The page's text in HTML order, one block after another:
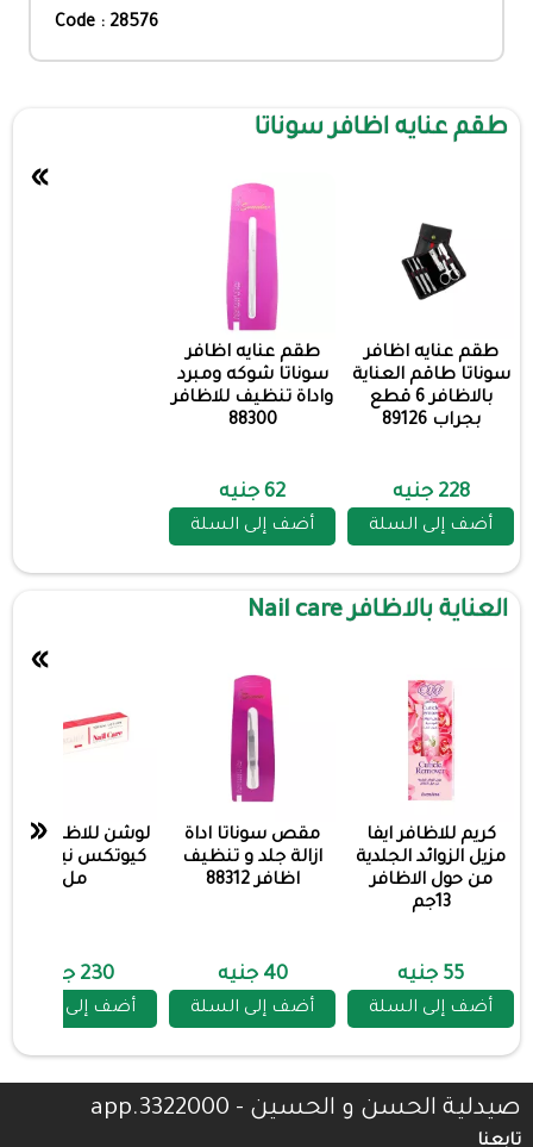
Code : 28576
طقم عنايه اظافر سوناتا
طقم عنايه اظافر
سوناتا طاقم العناية
بالاظافر 6 قطع
بجراب 89126
228 جنيه
أضف إلى السلة
طقم عنايه اظافر
سوناتا شوكه ومبرد
واداة تنظيف للاظافر
88300
62 جنيه
أضف إلى السلة
»
العناية بالاظافر Nail care
كريم للاظافر ايفا
مزيل الزوائد الجلدية
من حول الاظافر
13جم
55 جنيه
أضف إلى السلة
مقص سوناتا اداة
ازالة جلد و تنظيف
اظافر 88312
40 جنيه
أضف إلى السلة
لوشن للاظافر
مل
230 جنيه
أضف إلى السلة
»
«
صيدلية الحسن و الحسين - 3322000.app
تابعنا